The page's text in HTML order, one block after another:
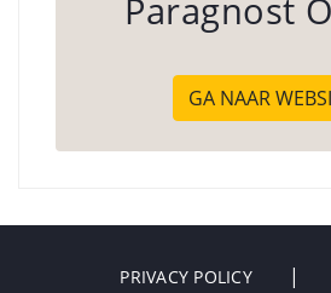
Paragnost
GA NAAR
PRIVACY POLICY